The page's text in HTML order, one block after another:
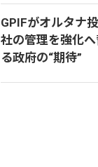
GPIFがオルタナ
社の管理を強化へ
る政府の“期待”